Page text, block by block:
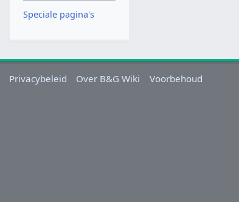
Speciale pagina's
Privacybeleid Over B&G Wiki Voorbehoud